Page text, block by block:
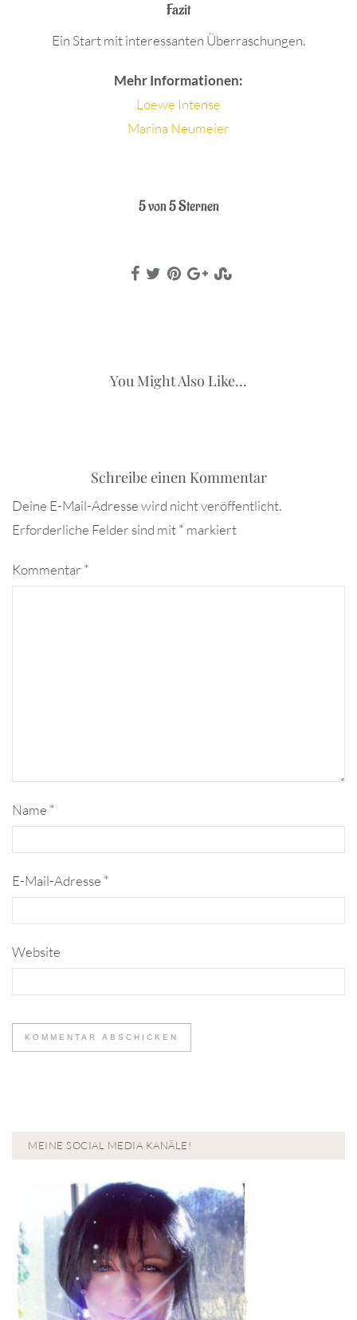
Fazit
Ein Start mit interessanten Überraschungen.
Mehr Informationen:
Loewe Intense
Marina Neumeier
5 von 5 Sternen
You Might Also Like...
Schreibe einen Kommentar
Deine E-Mail-Adresse wird nicht veröffentlicht.
Erforderliche Felder sind mit* markiert
Kommentar *
Name *
E-Mail-Adresse *
Website
MEINE SOCIAL MEDIA KANÄLE!